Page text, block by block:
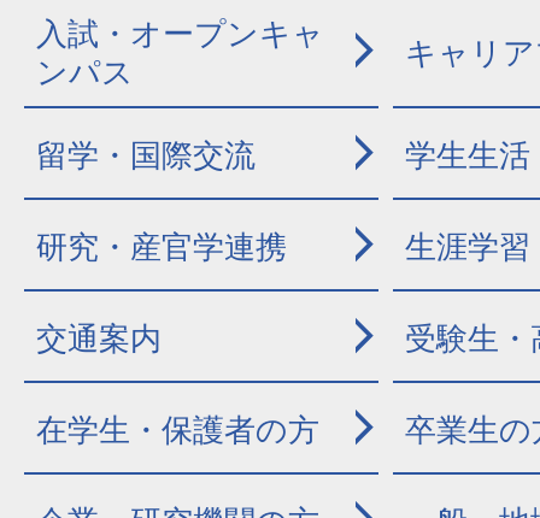
入試・オープンキャ
ンパス
キャリ
留学・国際交流 学生生活
研究・産官学連携 生涯学習
交通案内 受験生
在学生・保護者の方 卒業生の